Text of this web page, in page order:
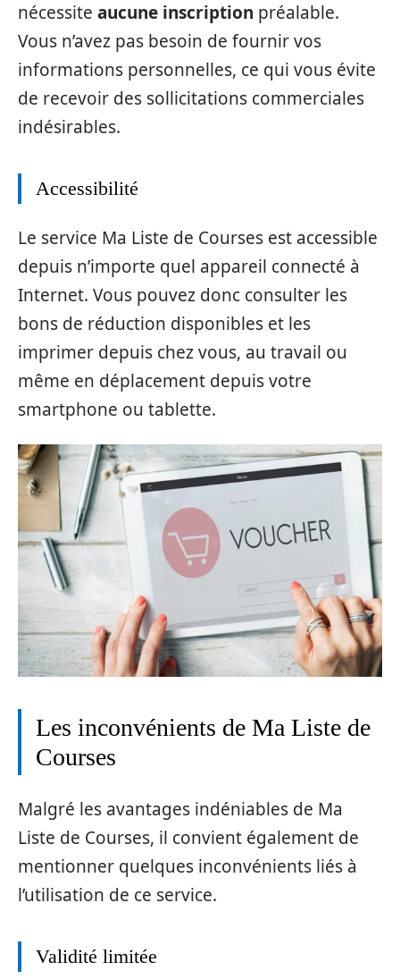
nécessite aucune inscription préalable.
Vous n’avez pas besoin de fournir vos
informations personnelles, ce qui vous évite
de recevoir des sollicitations commerciales
indésirables.
Accessibilité
Le service Ma Liste de Courses est accessible
depuis n’importe quel appareil connecté à
Internet. Vous pouvez donc consulter les
bons de réduction disponibles et les
imprimer depuis chez vous, au travail ou
même en déplacement depuis votre
smartphone ou tablette.
Les inconvénients de Ma Liste de
Courses
Malgré les avantages indéniables de Ma
Liste de Courses, il convient également de
mentionner quelques inconvénients liés à
l’utilisation de ce service.
Validité limitée